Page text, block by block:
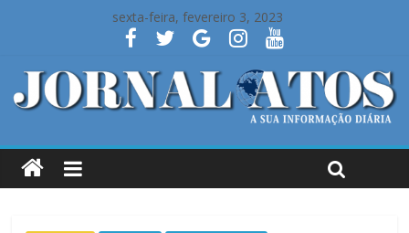
sexta-feira, fevereiro 3, 2023